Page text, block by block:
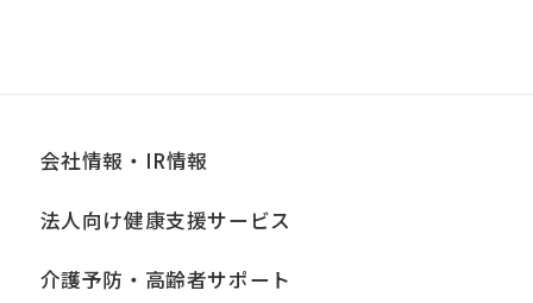
会社情報・IR情報
法人向け健康支援サービス
介護予防・高齢者サポート